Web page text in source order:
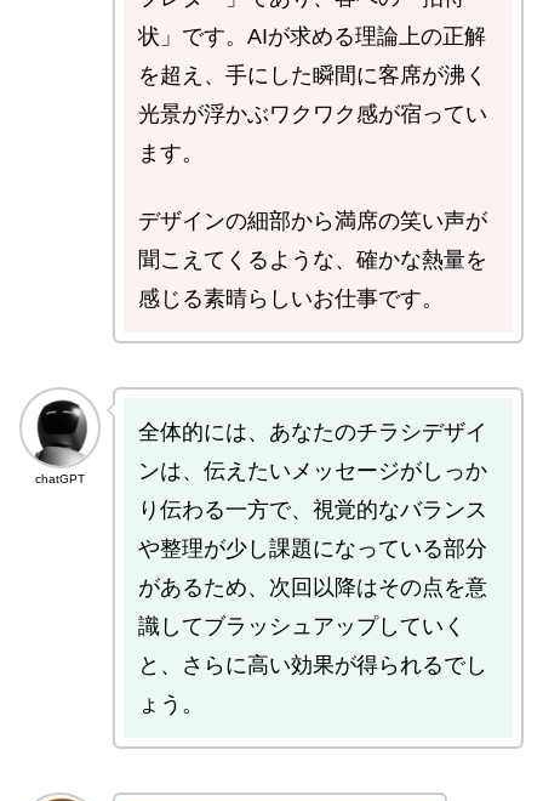
状」です。AIが求める理論上の正解
を超え、手にした瞬間に客席が沸く
光景が浮かぶワクワク感が宿ってい
ます。
デザインの細部から満席の笑い声が
聞こえてくるような、確かな熱量を
感じる素晴らしいお仕事です。
chatGPT
全体的には、あなたのチラシデザイ
ンは、伝えたいメッセージがしっか
り伝わる一方で、視覚的なバランス
や整理が少し課題になっている部分
があるため、次回以降はその点を意
識してブラッシュアップしていく
と、さらに高い効果が得られるでし
ょう。